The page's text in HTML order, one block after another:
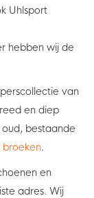
Uhlsport
hebben wij de
van
en diep
bestaande
broeken.
en
adres. Wij